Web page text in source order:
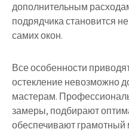
дополнительным
подрядчика становится
самих окон.
Все особенности
остекление невозможно
мастерам.
замеры, подбирают
обеспечивают грамотный